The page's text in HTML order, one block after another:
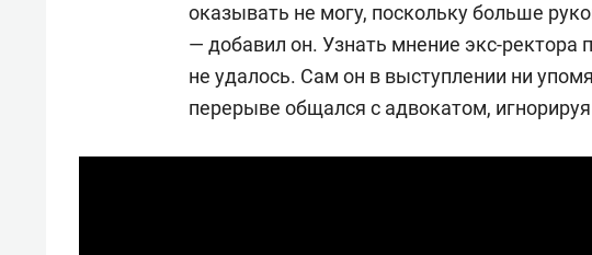
оказывать не могу, поскольку больше
— добавил он. Узнать мнение экс-
не удалось. Сам он в выступлении ни
перерыве общался с адвокатом, игнорируя